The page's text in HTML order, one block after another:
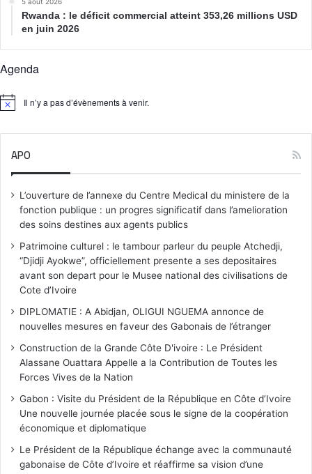
Rwanda : le déficit commercial atteint 353,26 millions USD
en juin 2026
Agenda
N
Il n’y a pas d’évènements à venir.
APO
L’ouverture de l’annexe du Centre Medical du ministere de la
fonction publique : un progres significatif dans l’amelioration
des soins destines aux agents publics
Patrimoine culturel : le tambour parleur du peuple Atchedji,
“Djidji Ayokwe”, officiellement presente a ses depositaires
avant son depart pour le Musee national des civilisations de
Cote d’Ivoire
DIPLOMATIE : A Abidjan, OLIGUI NGUEMA annonce de
nouvelles mesures en faveur des Gabonais de l’étranger
Construction de la Grande Côte D'ivoire : Le Président
Alassane Ouattara Appelle a la Contribution de Toutes les
Forces Vives de la Nation
Gabon : Visite du Président de la République en Côte d’Ivoire
Une nouvelle journée placée sous le signe de la coopération
économique et diplomatique
Le Président de la République échange avec la communauté
gabonaise de Côte d’Ivoire et réaffirme sa vision d’une